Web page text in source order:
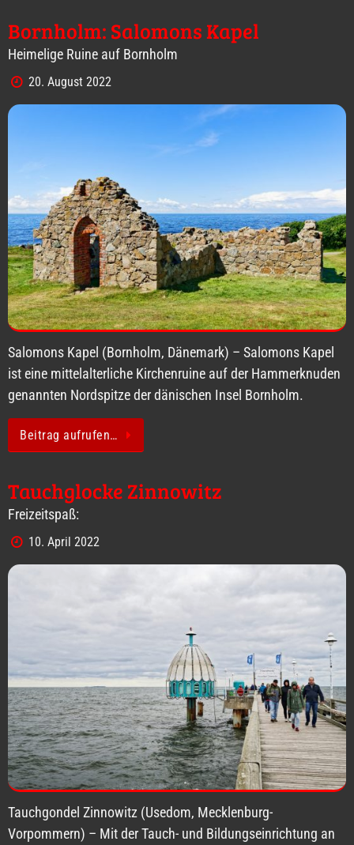
Bornholm: Salomons Kapel
Heimelige Ruine auf Bornholm
20. August 2022
Salomons Kapel (Bornholm, Dänemark) – Salomons Kapel
ist eine mittelalterliche Kirchenruine auf der Hammerknuden
genannten Nordspitze der dänischen Insel Bornholm.
Beitrag aufrufen…
Tauchglocke Zinnowitz
Freizeitspaß:
10. April 2022
Tauchgondel Zinnowitz (Usedom, Mecklenburg-
Vorpommern) – Mit der Tauch- und Bildungseinrichtung an